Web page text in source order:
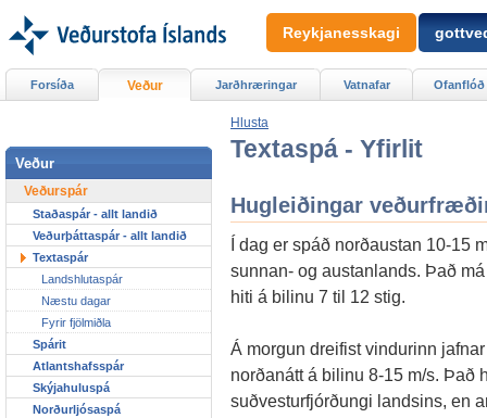
Hlusta
Textaspá - Yfirlit
Hugleiðingar
Í dag er spáð norðaustan 10-15
sunnan- og austanlands. Það
hiti á bilinu 7 til 12 stig.
Á morgun dreifist vindurinn
norðanátt á bilinu 8-15 m/s. Það
suðvesturfjórðungi landsins, en
Forsíða Veður Jarðhræringar Vatnafar Ofanflóð
Veður
Veðurspár
Staðaspár - allt landið
Veðurþáttaspár - allt landið
Textaspár
Landshlutaspár
Næstu dagar
Fyrir fjölmiðla
Spárit
Atlantshafsspár
Skýjahuluspá
Norðurljósaspá
Reykjanesskagi